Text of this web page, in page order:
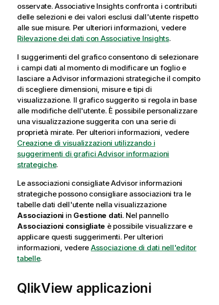
osservate. Associative Insights confronta i contributi
delle selezioni e dei valori esclusi dall'utente rispetto
alle sue misure. Per ulteriori informazioni, vedere
Rilevazione dei dati con Associative Insights.
I suggerimenti del grafico consentono di selezionare
i campi dati al momento di modificare un foglio e
lasciare aAdvisor informazioni strategicheil compito
di scegliere dimensioni, misure e tipi di
visualizzazione. Il grafico suggerito si regola in base
alle modifiche dell'utente. È possibile personalizzare
una visualizzazione suggerita con una serie di
proprietà mirate. Per ulteriori informazioni, vedere
Creazione di visualizzazioni utilizzando i
suggerimenti di grafici Advisor informazioni
strategiche.
Le associazioni consigliateAdvisor informazioni
strategichepossono consigliare associazioni tra le
tabelle dati dell'utente nella visualizzazione
Associazioni in Gestione dati. Nel pannello
Associazioni consigliate è possibile visualizzare e
applicare questi suggerimenti. Per ulteriori
informazioni, vedere Associazione di dati nell'editor
tabelle.
QlikView applicazioni